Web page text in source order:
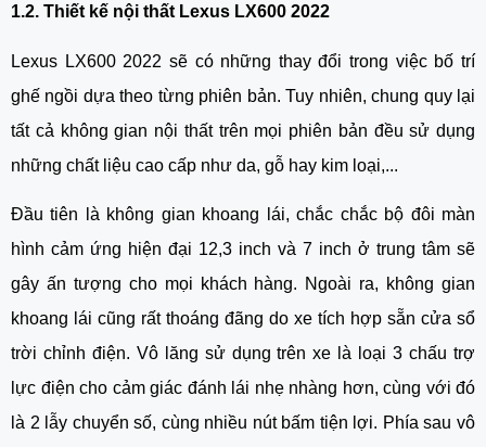
1.2. Thiết kế nội thất Lexus LX600 2022
Lexus LX600 2022 sẽ có những thay đổi trong việc bố trí
ghế ngồi dựa theo từng phiên bản. Tuy nhiên, chung quy lại
tất cả không gian nội thất trên mọi phiên bản đều sử dụng
những chất liệu cao cấp như da, gỗ hay kim loại,...
Đầu tiên là không gian khoang lái, chắc chắc bộ đôi màn
hình cảm ứng hiện đại 12,3 inch và 7 inch ở trung tâm sẽ
gây ấn tượng cho mọi khách hàng. Ngoài ra, không gian
khoang lái cũng rất thoáng đãng do xe tích hợp sẵn cửa sổ
trời chỉnh điện. Vô lăng sử dụng trên xe là loại 3 chấu trợ
lực điện cho cảm giác đánh lái nhẹ nhàng hơn, cùng với đó
là 2 lẫy chuyển số, cùng nhiều nút bấm tiện lợi. Phía sau vô